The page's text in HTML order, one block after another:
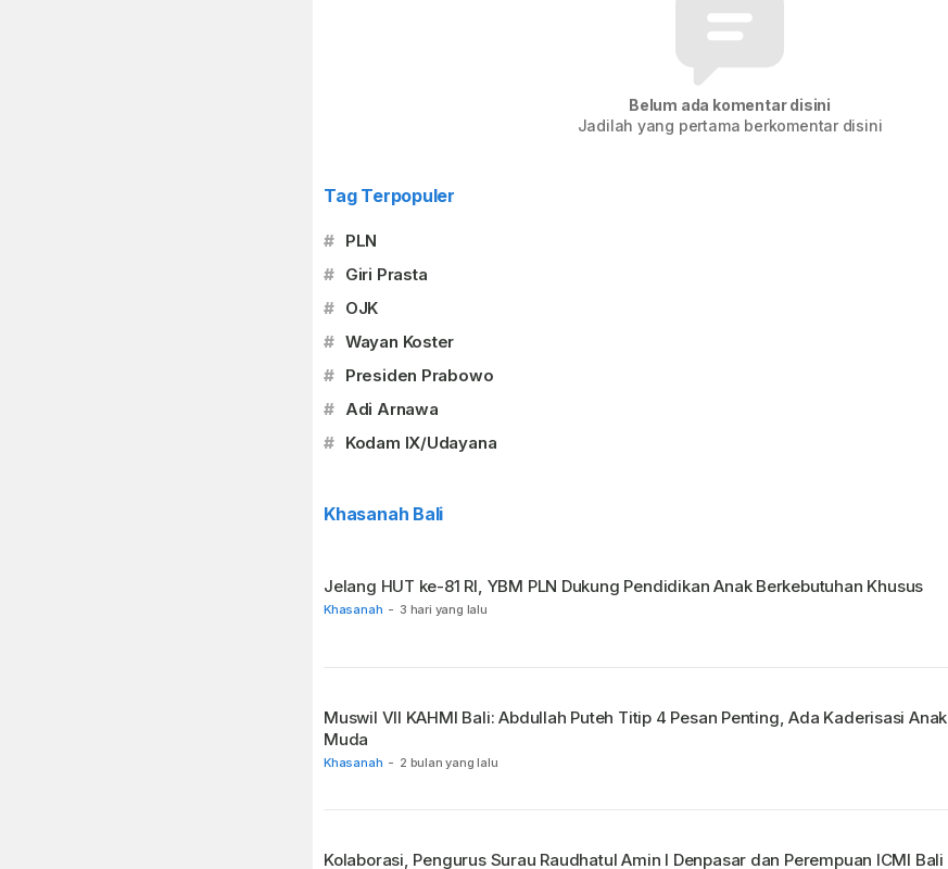
Belum ada komentar disini
Jadilah yang pertama berkomentar disini
Tag Terpopuler
# PLN
# Giri Prasta
# OJK
# Wayan Koster
# Presiden Prabowo
# Adi Arnawa
# Kodam IX/Udayana
Khasanah Bali
Khasanah - 3 hari yang lalu
Jelang HUT ke-81 RI, YBM PLN Dukung Pendidikan Anak Berkebutuhan Khusus
Khasanah - 2 bulan yang lalu
Muswil VII KAHMI Bali: Abdullah Puteh Titip 4 Pesan Penting, Ada Kaderisasi Anak
Muda
Kolaborasi, Pengurus Surau Raudhatul Amin I Denpasar dan Perempuan ICMI Bali